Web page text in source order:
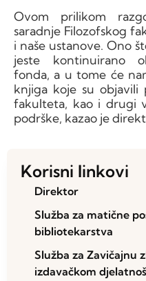
Ovom prilikom
saradnje Filozofskog
i naše ustanove. Ono
jeste kontinuirano
fonda, a u tome će
knjiga koje su objavili
fakulteta, kao i drugi
podrške, kazao je
Korisni linkovi
Direktor
Služba za matične
bibliotekarstva
Služba za Zavičajnu
izdavačkom